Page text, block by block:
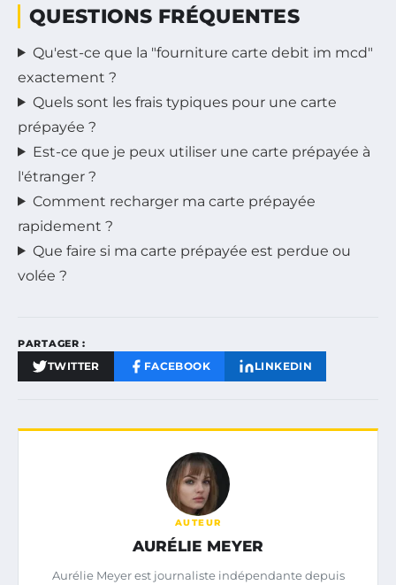
QUESTIONS FRÉQUENTES
Qu'est-ce que la "fourniture carte debit im mcd"
exactement ?
Quels sont les frais typiques pour une carte
prépayée ?
Est-ce que je peux utiliser une carte prépayée à
l'étranger ?
Comment recharger ma carte prépayée
rapidement ?
Que faire si ma carte prépayée est perdue ou
volée ?
PARTAGER :
TWITTER FACEBOOK LINKEDIN
AUTEUR
AURÉLIE MEYER
Aurélie Meyer est journaliste indépendante depuis